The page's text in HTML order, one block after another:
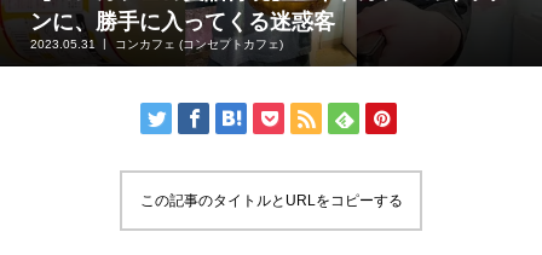
ンに、勝手に入ってくる迷惑客
2023.05.31 コンカフェ (コンセプトカフェ)
この記事のタイトルとURLをコピーする